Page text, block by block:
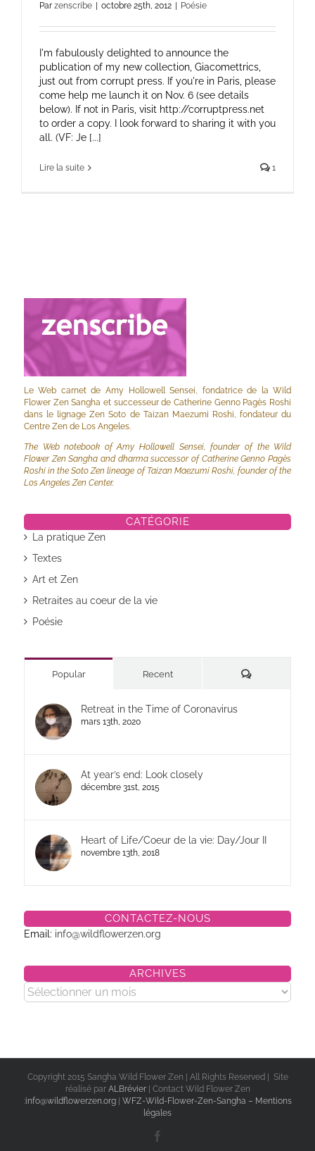
Par zenscribe octobre 25th, 2012 Poésie
I'm fabulously delighted to announce the
publication of my new collection, Giacomettrics,
just out from corrupt press. If you're in Paris, please
come help me launch it on Nov. 6 (see details
below). If not in Paris, visit http://corruptpress.net
to order a copy. I look forward to sharing it with you
all. (VF: Je [...]
Lire la suite 1
Le Web carnet de Amy Hollowell Sensei, fondatrice de la Wild
Flower Zen Sangha et successeur de Catherine Genno Pagès Roshi
dans le lignage Zen Soto de Taizan Maezumi Roshi, fondateur du
Centre Zen de Los Angeles.
The Web notebook of Amy Hollowell Sensei, founder of the Wild
Flower Zen Sangha and dharma successor of Catherine Genno Pagès
Roshi in the Soto Zen lineage of Taizan Maezumi Roshi, founder of the
Los Angeles Zen Center.
CATÉGORIE
La pratique Zen
Textes
Art et Zen
Retraites au coeur de la vie
Poésie
Popular Recent Commentaires
Retreat in the Time of Coronavirus
mars 13th, 2020
At year’s end: Look closely
décembre 31st, 2015
Heart of Life/Coeur de la vie: Day/Jour II
novembre 13th, 2018
CONTACTEZ-NOUS
Email: info@wildflowerzen.org
ARCHIVES
Archives
Copyright 2015 Sangha Wild Flower Zen | All Rights Reserved | Site
réalisé par ALBrévier | Contact Wild Flower Zen
:info@wildflowerzen.org| WFZ-Wild-Flower-Zen-Sangha – Mentions
légales